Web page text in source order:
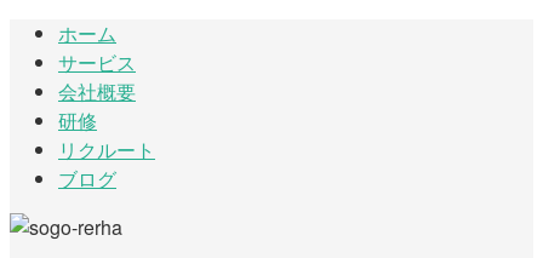
ホーム
サービス
会社概要
研修
リクルート
ブログ